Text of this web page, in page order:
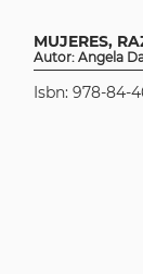
MUJERES,
Autor: Angela
Isbn: 978-84-